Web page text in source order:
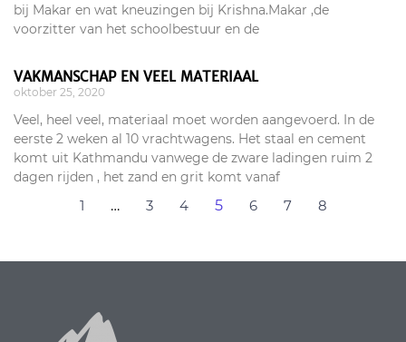
bij Makar en wat kneuzingen bij Krishna.Makar ,de
voorzitter van het schoolbestuur en de
VAKMANSCHAP EN VEEL MATERIAAL
oktober 25, 2020
Veel, heel veel, materiaal moet worden aangevoerd. In de
eerste 2 weken al 10 vrachtwagens. Het staal en cement
komt uit Kathmandu vanwege de zware ladingen ruim 2
dagen rijden , het zand en grit komt vanaf
1 … 3 4 5 6 7 8